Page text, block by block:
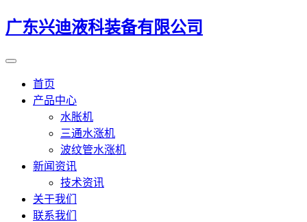
广东兴迪液科装备有限公司
首页
产品中心
水胀机
三通水涨机
波纹管水涨机
新闻资讯
技术资讯
关于我们
联系我们